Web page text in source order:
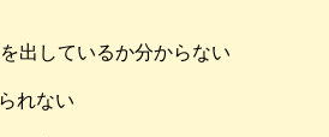
出しているか分からない
れない